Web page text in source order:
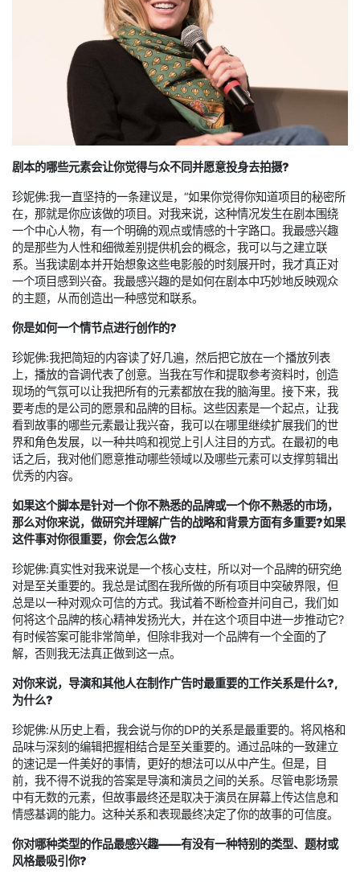
剧本的哪些元素会让你觉得与众不同并愿意投身去拍摄?
珍妮佛:我一直坚持的一条建议是，“如果你觉得你知道项目的秘密所
在，那就是你应该做的项目。对我来说，这种情况发生在剧本围绕
一个中心人物，有一个明确的观点或情感的十字路口。我最感兴趣
的是那些为人性和细微差别提供机会的概念，我可以与之建立联
系。当我读剧本并开始想象这些电影般的时刻展开时，我才真正对
一个项目感到兴奋。我最感兴趣的是如何在剧本中巧妙地反映观众
的主题，从而创造出一种感觉和联系。
你是如何一个情节点进行创作的?
珍妮佛:我把简短的内容读了好几遍，然后把它放在一个播放列表
上，播放的音调代表了创意。当我在写作和提取参考资料时，创造
现场的气氛可以让我把所有的元素都放在我的脑海里。接下来，我
要考虑的是公司的愿景和品牌的目标。这些因素是一个起点，让我
看到故事的哪些元素最让我兴奋，我可以在哪里继续扩展我们的世
界和角色发展，以一种共鸣和视觉上引人注目的方式。在最初的电
话之后，我对他们愿意推动哪些领域以及哪些元素可以支撑剪辑出
优秀的内容。
如果这个脚本是针对一个你不熟悉的品牌或一个你不熟悉的市场，
那么对你来说，做研究并理解广告的战略和背景方面有多重要?如果
这件事对你很重要，你会怎么做?
珍妮佛:真实性对我来说是一个核心支柱，所以对一个品牌的研究绝
对是至关重要的。我总是试图在我所做的所有项目中突破界限，但
总是以一种对观众可信的方式。我试着不断检查并问自己，我们如
何将这个品牌的核心精神发扬光大，并在这个项目中进一步推动它?
有时候答案可能非常简单，但除非我对一个品牌有一个全面的了
解，否则我无法真正做到这一点。
对你来说，导演和其他人在制作广告时最重要的工作关系是什么?,
为什么?
珍妮佛:从历史上看，我会说与你的DP的关系是最重要的。将风格和
品味与深刻的编辑把握相结合是至关重要的。通过品味的一致建立
的速记是一件美好的事情，更好的想法可以从中产生。但是，目
前，我不得不说我的答案是导演和演员之间的关系。尽管电影场景
中有无数的元素，但故事最终还是取决于演员在屏幕上传达信息和
情感基调的能力。这种关系和表现最终决定了你的故事的可信度。
你对哪种类型的作品最感兴趣——有没有一种特别的类型、题材或
风格最吸引你?